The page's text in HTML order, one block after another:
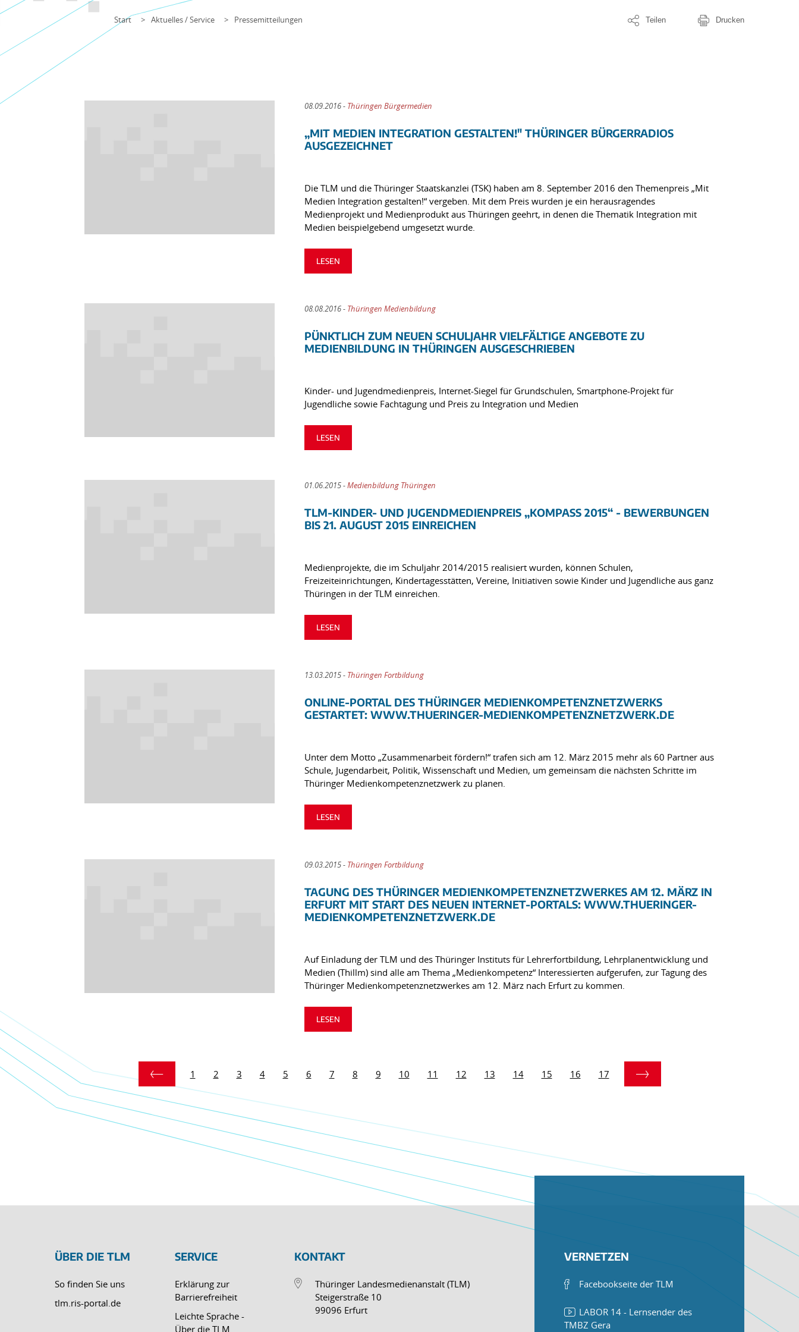
Start Aktuelles / Service Pressemitteilungen Teilen Drucken
08.09.2016 - Thüringen Bürgermedien
„MIT MEDIEN INTEGRATION GESTALTEN!" THÜRINGER BÜRGERRADIOS
AUSGEZEICHNET
Die TLM und die Thüringer Staatskanzlei (TSK) haben am 8. September 2016 den Themenpreis „Mit
Medien Integration gestalten!“ vergeben. Mit dem Preis wurden je ein herausragendes
Medienprojekt und Medienprodukt aus Thüringen geehrt, in denen die Thematik Integration mit
Medien beispielgebend umgesetzt wurde.
LESEN
08.08.2016 - Thüringen Medienbildung
PÜNKTLICH ZUM NEUEN SCHULJAHR VIELFÄLTIGE ANGEBOTE ZU
MEDIENBILDUNG IN THÜRINGEN AUSGESCHRIEBEN
Kinder- und Jugendmedienpreis, Internet-Siegel für Grundschulen, Smartphone-Projekt für
Jugendliche sowie Fachtagung und Preis zu Integration und Medien
LESEN
01.06.2015 -Medienbildung Thüringen
TLM-KINDER- UND JUGENDMEDIENPREIS „KOMPASS 2015“ - BEWERBUNGEN
BIS 21. AUGUST 2015 EINREICHEN
Medienprojekte, die im Schuljahr 2014/2015 realisiert wurden, können Schulen,
Freizeiteinrichtungen, Kindertagesstätten, Vereine, Initiativen sowie Kinder und Jugendliche aus ganz
Thüringen in der TLM einreichen.
LESEN
13.03.2015 - Thüringen Fortbildung
ONLINE-PORTAL DES THÜRINGER MEDIENKOMPETENZNETZWERKS
GESTARTET: WWW.THUERINGER-MEDIENKOMPETENZNETZWERK.DE
Unter dem Motto „Zusammenarbeit fördern!“ trafen sich am 12. März 2015 mehr als 60 Partner aus
Schule, Jugendarbeit, Politik, Wissenschaft und Medien, um gemeinsam die nächsten Schritte im
Thüringer Medienkompetenznetzwerk zu planen.
LESEN
09.03.2015 - Thüringen Fortbildung
TAGUNG DES THÜRINGER MEDIENKOMPETENZNETZWERKES AM 12. MÄRZ IN
ERFURT MIT START DES NEUEN INTERNET-PORTALS: WWW.THUERINGER-
MEDIENKOMPETENZNETZWERK.DE
Auf Einladung der TLM und des Thüringer Instituts für Lehrerfortbildung, Lehrplanentwicklung und
Medien (Thillm) sind alle am Thema „Medienkompetenz“ Interessierten aufgerufen, zur Tagung des
Thüringer Medienkompetenznetzwerkes am 12. März nach Erfurt zu kommen.
LESEN
1 2 3 4 5 6 7 8 9 10 11 12 13 14 15 16 17
ÜBER DIE TLM
So finden Sie uns
tlm.ris-portal.de
SERVICE
Erklärung zur
Barrierefreiheit
Leichte Sprache -
Über die TLM
KONTAKT
Thüringer Landesmedienanstalt (TLM)
Steigerstraße 10
99096 Erfurt
VERNETZEN
Facebookseite der TLM
LABOR 14 - Lernsender des
TMBZ Gera